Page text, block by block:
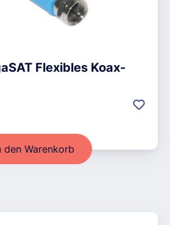
Flexibles Koax-
den Warenkorb